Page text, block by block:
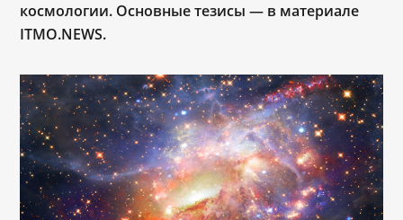
космологии. Основные тезисы — в материале
ITMO.NEWS.